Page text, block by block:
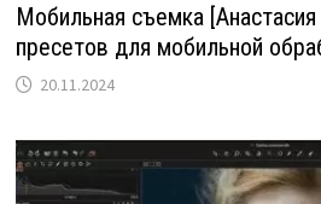
Мобильная съемка
пресетов для мобильной
20.11.2024